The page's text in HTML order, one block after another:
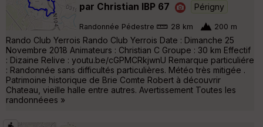
par Christian IBP 67
Périgny
Randonnée Pédestre 28 km 200 m
Rando Club Yerrois Rando Club Yerrois Date : Dimanche 25
Novembre 2018 Animateurs : Christian C Groupe : 30 km Effectif
: Dizaine Relive : youtu.be/cGPMCRkjwnU Remarque particuliére
: Randonnée sans difficultés particulières. Météo très mitigée .
Patrimoine historique de Brie Comte Robert à découvrir
Chateau, vieille halle entre autres. Avertissement Toutes les
randonnéees »